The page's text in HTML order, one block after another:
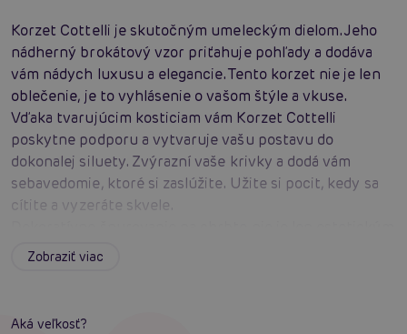
Korzet Cottelli je skutočným umeleckým dielom. Jeho
nádherný brokátový vzor priťahuje pohľady a dodáva
vám nádych luxusu a elegancie. Tento korzet nie je len
oblečenie, je to vyhlásenie o vašom štýle a vkuse.
Vďaka tvarujúcim kosticiam vám Korzet Cottelli
poskytne podporu a vytvaruje vašu postavu do
dokonalej siluety. Zvýrazní vaše krivky a dodá vám
sebavedomie, ktoré si zaslúžite. Užite si pocit, kedy sa
cítite a vyzeráte skvele.
prvkom, ale aj praktickým riešením, ktoré vám umožní
sedel a poskytoval maximálne pohodlie.
Zobraziť viac
Aká veľkosť?